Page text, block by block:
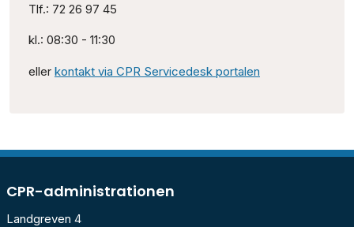
Tlf.: 72 26 97 45
kl.: 08:30 - 11:30
eller kontakt via CPR Servicedesk portalen
CPR-administrationen
Landgreven 4